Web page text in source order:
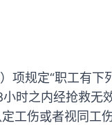
规定“职工有下
时之内经抢救无
工伤或者视同工